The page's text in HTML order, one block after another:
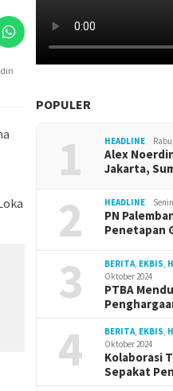
POPULER
1 HEADLINE
Alex
Jakarta,
2 HEADLINE
PN
Penetapan
3 BERITA, EKBIS,
Oktober 2024
PTBA
4 BERITA, EKBIS,
Oktober 2024
Kolaborasi
Sepakat